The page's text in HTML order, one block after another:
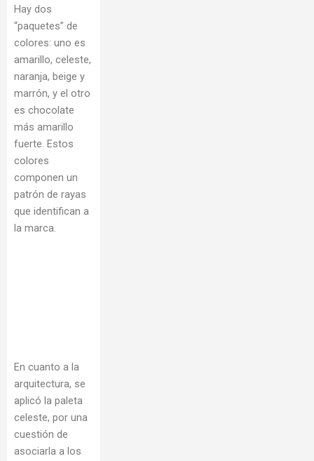
Hay dos
“paquetes” de
colores: uno es
amarillo, celeste,
naranja, beige y
marrón, y el otro
es chocolate
más amarillo
fuerte. Estos
colores
componen un
patrón de rayas
que identifican a
la marca.
En cuanto a la
arquitectura, se
aplicó la paleta
celeste, por una
cuestión de
asociarla a los